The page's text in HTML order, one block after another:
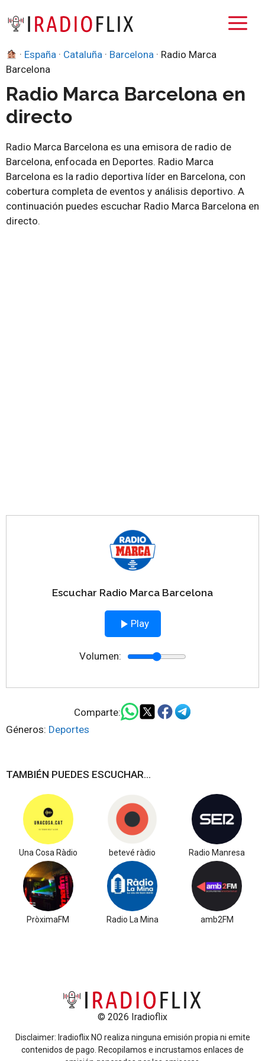
· España · Cataluña · Barcelona · Radio Marca
Barcelona
Radio Marca Barcelona en
directo
Radio Marca Barcelona es una emisora de radio de
Barcelona, enfocada en Deportes. Radio Marca
Barcelona es la radio deportiva líder en Barcelona, con
cobertura completa de eventos y análisis deportivo. A
continuación puedes escuchar Radio Marca Barcelona en
directo.
Escuchar Radio Marca Barcelona
Play
Volumen:
Comparte:
Géneros: Deportes
TAMBIÉN PUEDES ESCUCHAR...
Una Cosa Ràdio betevé ràdio Radio Manresa
PròximaFM Radio La Mina amb2FM
© 2026 Iradioflix
Disclaimer: Iradioflix NO realiza ninguna emisión propia ni emite
contenidos de pago. Recopilamos e incrustamos enlaces de